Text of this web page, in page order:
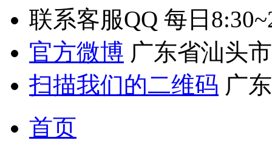
联系客服QQ 每日
官方微博 广东省汕头
扫描我们的二维码 广
首页